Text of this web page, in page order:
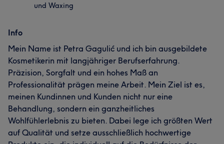
und Waxing
Info
Mein Name ist Petra Gagulić und ich bin ausgebildete
Kosmetikerin mit langjähriger Berufserfahrung.
Präzision, Sorgfalt und ein hohes Maß an
Professionalität prägen meine Arbeit. Mein Ziel ist es,
meinen Kundinnen und Kunden nicht nur eine
Behandlung, sondern ein ganzheitliches
Wohlfühlerlebnis zu bieten. Dabei lege ich größten Wert
auf Qualität und setze ausschließlich hochwertige